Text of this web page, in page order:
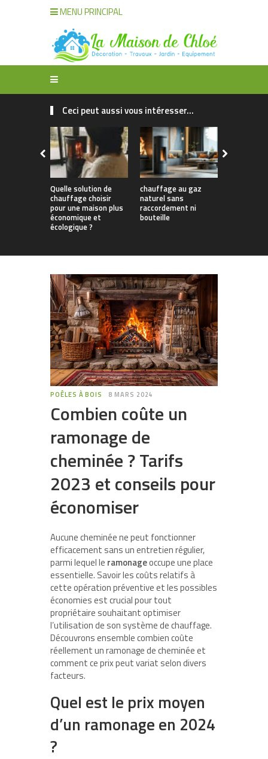
MENU PRINCIPAL
Ceci peut aussi vous intéresser...
Quelle solution de
chauffage choisir
pour une maison plus
économique et
écologique ?
chauffage au gaz
naturel sans
raccordement ni
bouteille
POÊLES À BOIS 8 MARS 2024
Combien coûte un
ramonage de
cheminée ? Tarifs
2023 et conseils pour
économiser
Aucune cheminée ne peut fonctionner
efficacement sans un entretien régulier,
parmi lequel le ramonageoccupe une place
essentielle. Savoir les coûts relatifs à
cette opération préventive et les possibles
économies est crucial pour tout
propriétaire souhaitant optimiser
l’utilisation de son système de chauffage.
Découvrons ensemble combien coûte
réellement un ramonage de cheminée et
comment ce prix peut variat selon divers
facteurs.
Quel est le prix moyen
d’un ramonage en 2024
?